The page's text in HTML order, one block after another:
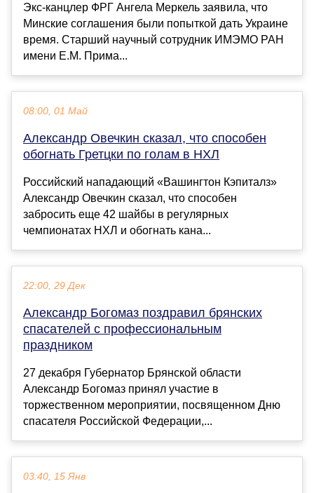
Экс-канцлер ФРГ Ангела Меркель заявила, что
Минские соглашения были попыткой дать Украине
время. Старший научный сотрудник ИМЭМО РАН
имени Е.М. Прима...
08:00, 01 Май
Александр Овечкин сказал, что способен
обогнать Гретцки по голам в НХЛ
Российский нападающий «Вашингтон Кэпиталз»
Александр Овечкин сказал, что способен
забросить еще 42 шайбы в регулярных
чемпионатах НХЛ и обогнать кана...
22:00, 29 Дек
Александр Богомаз поздравил брянских
спасателей с профессиональным
праздником
27 декабря Губернатор Брянской области
Александр Богомаз принял участие в
торжественном мероприятии, посвященном Дню
спасателя Российской Федерации,...
03:40, 15 Янв